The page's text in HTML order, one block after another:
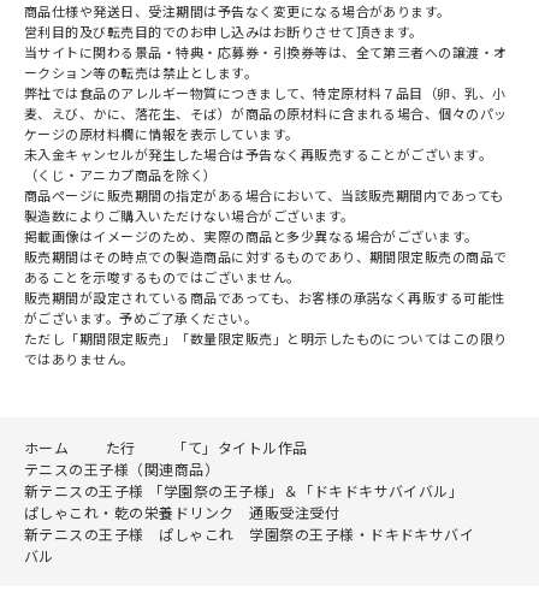
商品仕様や発送日、受注期間は予告なく変更になる場合があります。
営利目的及び転売目的でのお申し込みはお断りさせて頂きます。
当サイトに関わる景品・特典・応募券・引換券等は、全て第三者への譲渡・オ
ークション等の転売は禁止とします。
弊社では食品のアレルギー物質につきまして、特定原材料７品目（卵、乳、小
麦、えび、かに、落花生、そば）が商品の原材料に含まれる場合、個々のパッ
ケージの原材料欄に情報を表示しています。
未入金キャンセルが発生した場合は予告なく再販売することがございます。
（くじ・アニカプ商品を除く）
商品ページに販売期間の指定がある場合において、当該販売期間内であっても
製造数によりご購入いただけない場合がございます。
掲載画像はイメージのため、実際の商品と多少異なる場合がございます。
販売期間はその時点での製造商品に対するものであり、期間限定販売の商品で
あることを示唆するものではございません。
販売期間が設定されている商品であっても、お客様の承諾なく再販する可能性
がございます。予めご了承ください。
ただし「期間限定販売」「数量限定販売」と明示したものについてはこの限り
ではありません。
ホーム た行
「て」タイトル作品
テニスの王子様（関連商品）
新テニスの王子様 「学園祭の王子様」＆「ドキドキサバイバル」
ぱしゃこれ・乾の栄養ドリンク 通販受注受付
新テニスの王子様 ぱしゃこれ 学園祭の王子様・ドキドキサバイ
バル